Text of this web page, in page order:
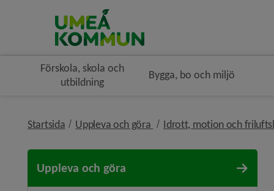
Förskola, skola och
utbildning
Bygga, bo och miljö
Startsida Uppleva och göra nivå i
Idrott, motion och
Uppleva och göra